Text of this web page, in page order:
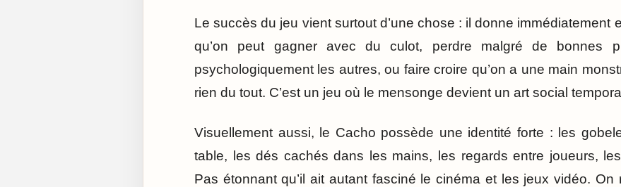
Le succès du jeu vient surtout d’une chose : il donne immédiatement
qu’on peut gagner avec du culot, perdre malgré de bonnes
psychologiquement les autres, ou faire croire qu’on a une main
rien du tout. C’est un jeu où le mensonge devient un art social
Visuellement aussi, le Cacho possède une identité forte : les
table, les dés cachés dans les mains, les regards entre joueurs,
Pas étonnant qu’il ait autant fasciné le cinéma et les jeux vidéo. On